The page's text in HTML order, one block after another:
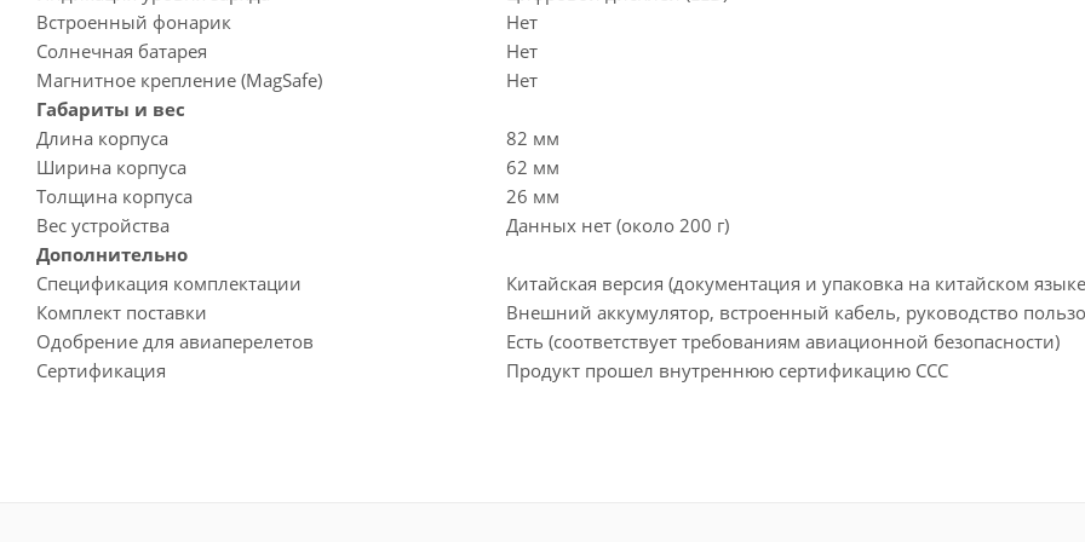
Встроенный фонарик
Нет
Солнечная батарея
Нет
Магнитное крепление (MagSafe)
Нет
Габариты и вес
Длина корпуса
82 мм
Ширина корпуса
62 мм
Толщина корпуса
26 мм
Вес устройства
Данных нет (около 200 г)
Дополнительно
Спецификация комплектации
Китайская версия (документация и упаковка на китайском
Комплект поставки
Внешний аккумулятор, встроенный кабель, руководство
Одобрение для авиаперелетов
Есть (соответствует требованиям авиационной безопасности)
Сертификация
Продукт прошел внутреннюю сертификацию CCC